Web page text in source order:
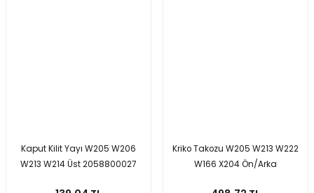
Kaput Kilit Yayı W205 W206
W213 W214 Üst 2058800027
Kriko Takozu W205 W213 W222
W166 X204 Ön/Arka